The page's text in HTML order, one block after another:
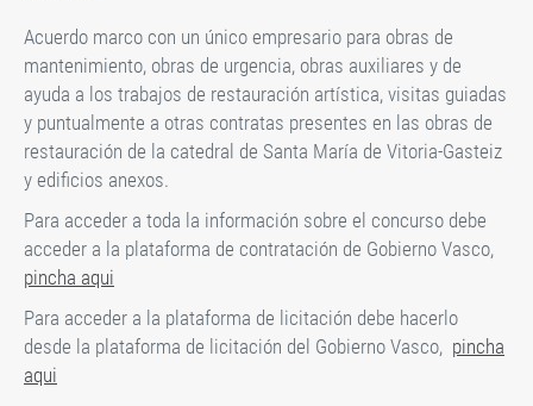
Acuerdo marco con un único empresario para obras de
mantenimiento, obras de urgencia, obras auxiliares y de
ayuda a los trabajos de restauración artística, visitas guiadas
y puntualmente a otras contratas presentes en las obras de
restauración de la catedral de Santa María de Vitoria-Gasteiz
y edificios anexos.
Para acceder a toda la información sobre el concurso debe
acceder a la plataforma de contratación de Gobierno Vasco,
pincha aqui
Para acceder a la plataforma de licitación debe hacerlo
desde la plataforma de licitación del Gobierno Vasco, pincha
aqui